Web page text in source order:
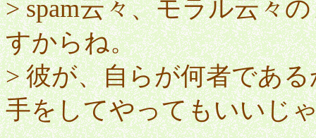
> spam云々、モラル云々
すからね。
> 彼が、自らが何者であ
手をしてやってもいいじ